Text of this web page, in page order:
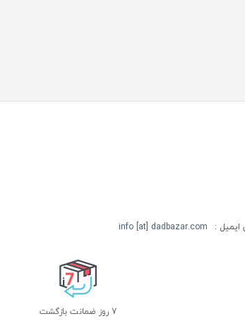
ایمیل : info [at] dadbazar.com
7 روز ضمانت بازگشت